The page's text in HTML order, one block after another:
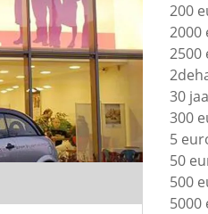
200
2000
2500
30
300
5
50
500
5000